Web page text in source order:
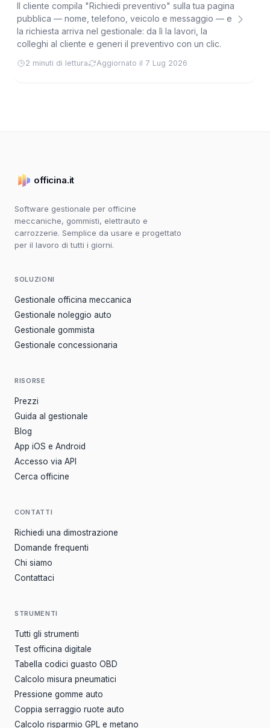
Il cliente compila "Richiedi preventivo" sulla tua pagina
pubblica — nome, telefono, veicolo e messaggio — e
la richiesta arriva nel gestionale: da lì la lavori, la
colleghi al cliente e generi il preventivo con un clic.
2 minuti di lettura Aggiornato il 7 Lug 2026
officina.it
Software gestionale per officine
meccaniche, gommisti, elettrauto e
carrozzerie. Semplice da usare e progettato
per il lavoro di tutti i giorni.
SOLUZIONI
Gestionale officina meccanica
Gestionale noleggio auto
Gestionale gommista
Gestionale concessionaria
RISORSE
Prezzi
Guida al gestionale
Blog
App iOS e Android
Accesso via API
Cerca officine
CONTATTI
Richiedi una dimostrazione
Domande frequenti
Chi siamo
Contattaci
STRUMENTI
Tutti gli strumenti
Test officina digitale
Tabella codici guasto OBD
Calcolo misura pneumatici
Pressione gomme auto
Coppia serraggio ruote auto
Calcolo risparmio GPL e metano